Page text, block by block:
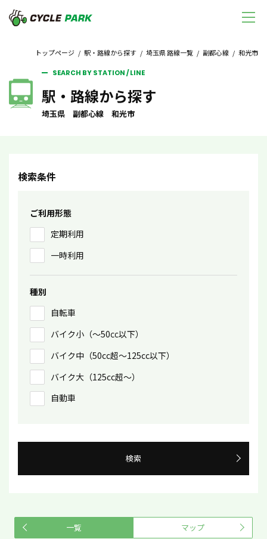
トップページ / 駅・路線から探す / 埼玉県 路線一覧 / 副都心線 / 和光市
SEARCH BY STATION / LINE
駅・路線から探す
埼玉県 副都心線 和光市
検索条件
ご利用形態
定期利用
一時利用
種別
自転車
バイク小（〜50㏄以下）
バイク中（50cc超〜125cc以下）
バイク大（125cc超〜）
自動車
検索
一覧 マップ